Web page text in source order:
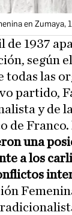
en Zumaya,
de 1937
según
todas las
partido,
y de
de Franco.
una
a los